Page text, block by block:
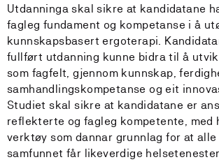
Utdanninga skal sikre at kandidatane
fagleg fundament og kompetanse i å
kunnskapsbasert ergoterapi.
fullført utdanning kunne bidra til å
som fagfelt, gjennom kunnskap,
samhandlingskompetanse og eit
Studiet skal sikre at kandidatane er
reflekterte og fagleg kompetente, med
verktøy som dannar grunnlag for at alle
samfunnet får likeverdige